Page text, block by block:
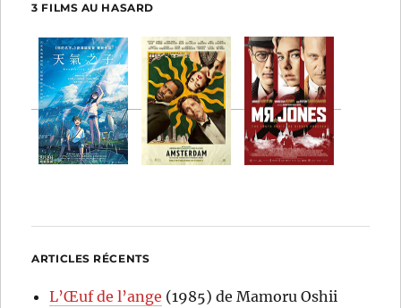
3 FILMS AU HASARD
ARTICLES RÉCENTS
L’Œuf de l’ange (1985) de Mamoru Oshii